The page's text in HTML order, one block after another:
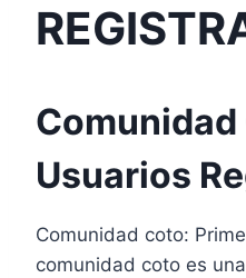
Usuarios
Comunidad coto:
comunidad coto es